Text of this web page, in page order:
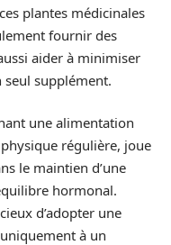
plantes médicinales
fournir des
aider à minimiser
seul supplément.
une alimentation
régulière, joue
le maintien d’une
hormonal.
d’adopter une
à un